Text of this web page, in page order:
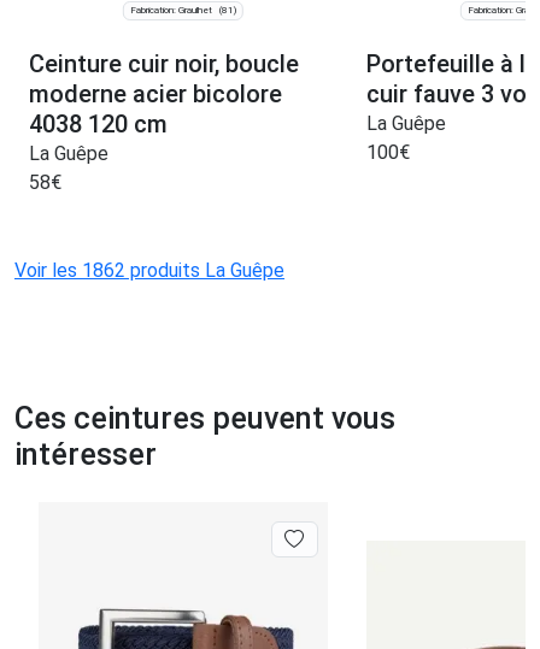
Fabrication: Graulhet (81)
Ceinture cuir noir, boucle
moderne acier bicolore
4038 120 cm
La Guêpe
58€
Fabrication:
Portefeuille à
cuir fauve 3
La Guêpe
100€
Voir les 1862 produits La Guêpe
Ces ceintures peuvent vous
intéresser